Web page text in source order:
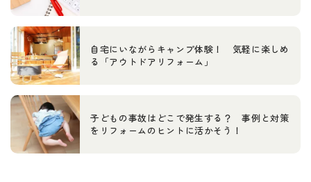
自宅にいながらキャンプ体験！ 気軽に楽しめ
る「アウトドアリフォーム」
子どもの事故はどこで発生する？ 事例と対策
をリフォームのヒントに活かそう！